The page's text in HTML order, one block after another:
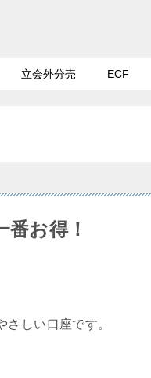
立会外分売 ECF
お得！
しい口座です。